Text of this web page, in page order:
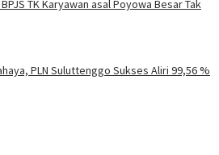
TK Karyawan asal Poyowa Besar Tak
PLN Suluttenggo Sukses Aliri 99,56 %